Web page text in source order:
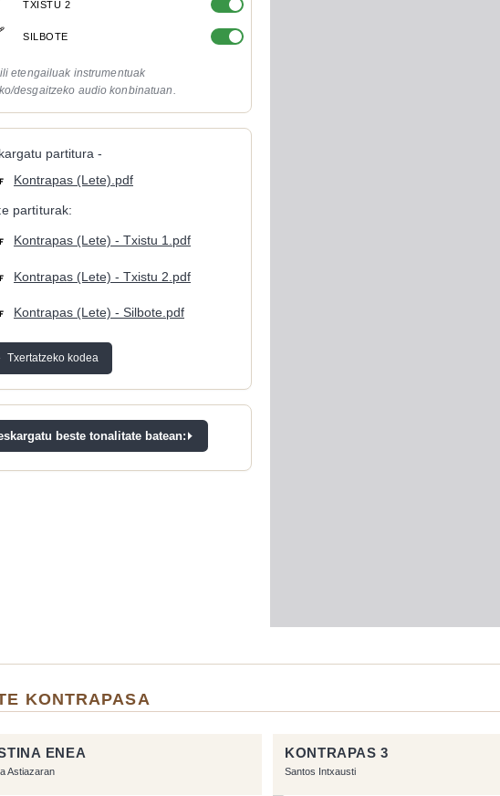
TXISTU 2
SILBOTE
etengailuak instrumentuak
desgaitzeko audio konbinatuan.
partitura -
Kontrapas (Lete).pdf
partiturak:
Kontrapas (Lete) - Txistu 1.pdf
Kontrapas (Lete) - Txistu 2.pdf
Kontrapas (Lete) - Silbote.pdf
Txertatzeko kodea
beste tonalitate batean:
KONTRAPASA
ENEA
Astiazaran
KONTRAPAS 3
Santos Intxausti